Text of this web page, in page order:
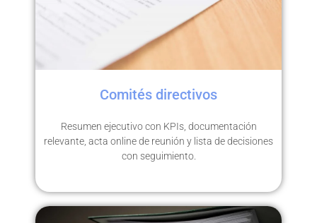
Comités directivos
Resumen ejecutivo con KPIs, documentación
relevante, acta online de reunión y lista de decisiones
con seguimiento.